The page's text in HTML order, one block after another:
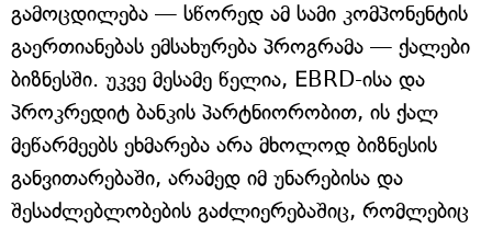
გამოცდილება — სწორედ ამ სამი კომპონენტის
გაერთიანებას ემსახურება პროგრამა — ქალები
ბიზნესში. უკვე მესამე წელია, EBRD-ისა და
პროკრედიტ ბანკის პარტნიორობით, ის ქალ
მეწარმეებს ეხმარება არა მხოლოდ ბიზნესის
განვითარებაში, არამედ იმ უნარებისა და
შესაძლებლობების გაძლიერებაშიც, რომლებიც